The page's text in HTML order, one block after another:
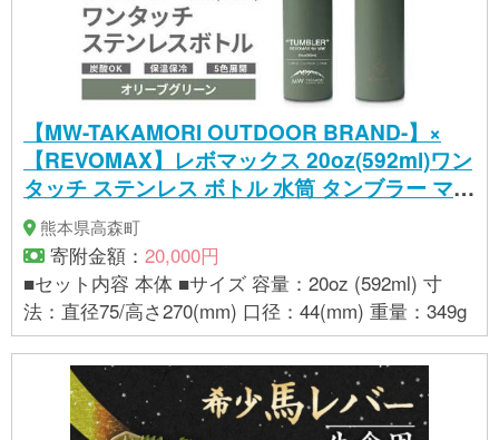
【MW-TAKAMORI OUTDOOR BRAND-】×
【REVOMAX】レボマックス 20oz(592ml)ワン
タッチ ステンレス ボトル 水筒 タンブラー マグ
ボトル 真空断熱 保温 保冷 炭酸OK キャンプ ア
ウトドア オフィス【オリーブグリーン(全5色展
開)】
熊本県高森町
寄附金額： 20,000円
■セット内容 本体 ■サイズ 容量：20oz (592ml) 寸
法：直径75/高さ270(mm) 口径：44(mm) 重量：349g